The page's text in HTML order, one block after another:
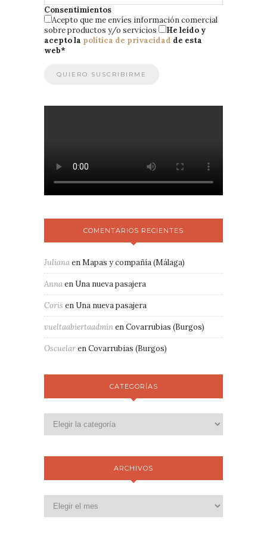
Consentimientos
Acepto que me envíes información comercial
sobre productos y/o servicios
He leído y
acepto la política de privacidad de esta
web*
COMENTARIOS RECIENTES
JulianaenMapas y compañía (Málaga)
Annaen Una nueva pasajera
Coris en Una nueva pasajera
vueltaabiertaadminenCovarrubias (Burgos)
OscuelarenCovarrubias (Burgos)
CATEGORÍAS
ARCHIVOS